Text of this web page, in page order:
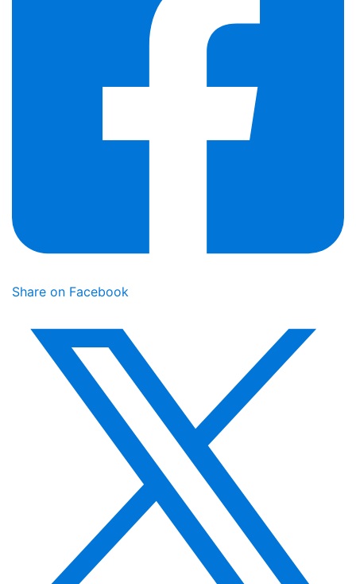
Share on Facebook